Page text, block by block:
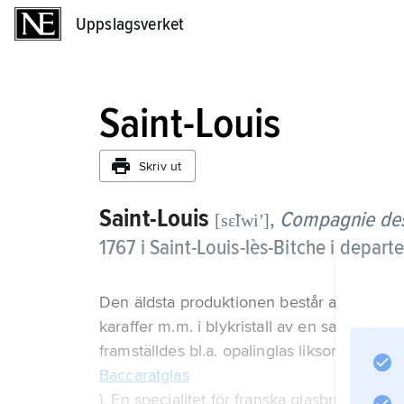
Uppslagsverket
Saint-Louis
Skriv ut
Saint-Louis [sɛ̃lwiʹ], Compagnie
1767 i Saint-Louis-lès-Bitche i
Den äldsta produktionen består av glas i
karaffer m.m. i blykristall av en
framställdes bl.a. opalinglas liksom
Baccaratglas
). En specialitet för franska glasbruk var